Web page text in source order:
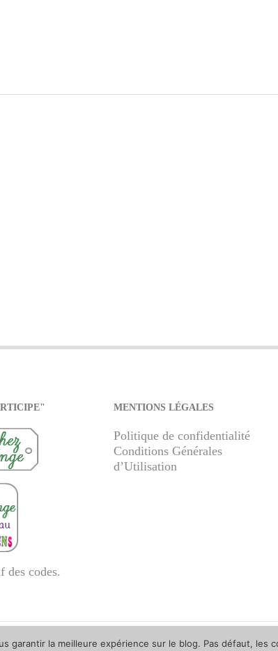
des codes.
MENTIONS LÉGALES
Politique de confidentialité
Conditions Générales
d’Utilisation
garantir la meilleure expérience sur le blog. Pas défaut, les